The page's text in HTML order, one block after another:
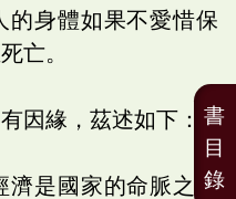
的身體如果不愛惜保
亡。
因緣，茲述如下：
濟是國家的命脈之所
書
目
錄